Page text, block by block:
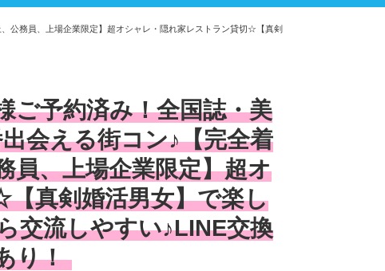
公務員、上場企業限定】超オシャレ・隠れ家レストラン貸切☆【真剣
ご予約済み！全国誌・美
会える街コン♪【完全着
員、上場企業限定】超オ
真剣婚活男女】で楽し
交流しやすい♪LINE交換
り！